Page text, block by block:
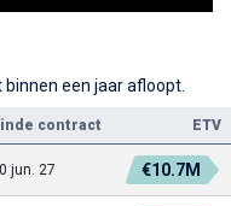
een jaar afloopt.
contract
ETV
jun. 27 €10.7M